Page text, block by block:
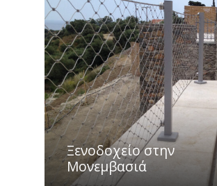
Ξενοδοχείο στην
Μονεμβασιά